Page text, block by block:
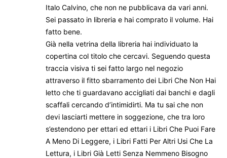
Italo Calvino, che non ne pubblicava da vari anni.
Sei passato in libreria e hai comprato il volume. Hai
fatto bene.
Già nella vetrina della libreria hai individuato la
copertina col titolo che cercavi. Seguendo questa
traccia visiva ti sei fatto largo nel negozio
attraverso il fitto sbarramento dei Libri Che Non Hai
letto che ti guardavano accigliati dai banchi e dagli
scaffali cercando d’intimidirti. Ma tu sai che non
devi lasciarti mettere in soggezione, che tra loro
s’estendono per ettari ed ettari i Libri Che Puoi Fare
A Meno Di Leggere, i Libri Fatti Per Altri Usi Che La
Lettura, i Libri Già Letti Senza Nemmeno Bisogno